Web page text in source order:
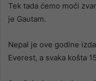
Tek tada ćemo moći
je Gautam.
Nepal je ove godine
Everest, a svaka košta